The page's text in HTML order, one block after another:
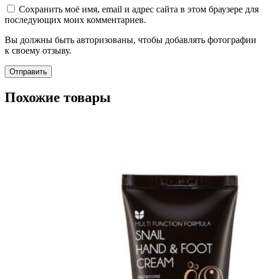
Сохранить моё имя, email и адрес сайта в этом браузере для
последующих моих комментариев.
Вы должны быть авторизованы, чтобы добавлять фотографии
к своему отзыву.
Похожие товары